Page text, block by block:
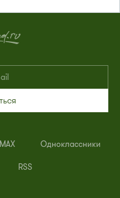
MAX Одноклассники
RSS